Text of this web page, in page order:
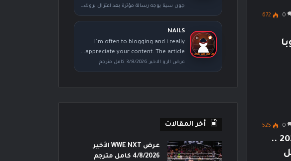
0
672
0
525
بعد صدمة كلاش إن إيطاليا 2026 ..
جون سينا يوجه رسالة مؤثرة بعد اعتزال بروك ليسنر عقب عرض سمر سلام
NAILS
I’m often to blogging and i really
appreciate your content. The article...
عرض الرو الاخير 3/8/2026 كامل مترجم
أخر المقالات
عرض WWE NXT الأخير
4/8/2026 كامل مترجم